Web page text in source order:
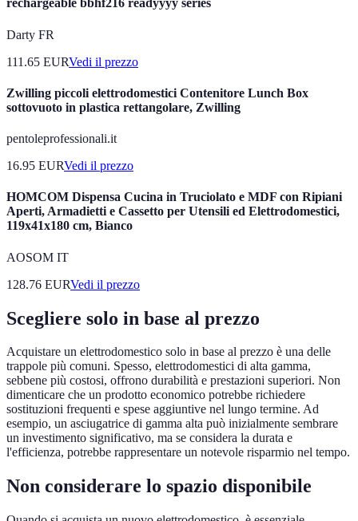
rechargeable bbhf216 readyyyy series
Darty FR
111.65 EURVedi il prezzo
Zwilling piccoli elettrodomestici Contenitore Lunch Box
sottovuoto in plastica rettangolare, Zwilling
pentoleprofessionali.it
16.95 EURVedi il prezzo
HOMCOM Dispensa Cucina in Truciolato e MDF con Ripiani
Aperti, Armadietti e Cassetto per Utensili ed Elettrodomestici,
119x41x180 cm, Bianco
AOSOM IT
128.76 EURVedi il prezzo
Scegliere solo in base al prezzo
Acquistare un elettrodomestico solo in base al prezzo è una delle
trappole più comuni. Spesso, elettrodomestici di alta gamma,
sebbene più costosi, offrono durabilità e prestazioni superiori. Non
dimenticare che un prodotto economico potrebbe richiedere
sostituzioni frequenti e spese aggiuntive nel lungo termine. Ad
esempio, un asciugatrice di gamma alta può inizialmente sembrare
un investimento significativo, ma se considera la durata e
l'efficienza, potrebbe rappresentare un notevole risparmio nel tempo.
Non considerare lo spazio disponibile